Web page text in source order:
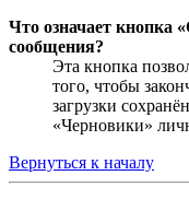
Что означает кнопка
сообщения?
Эта кнопка
того, чтобы
загрузки
«Черновики»
Вернуться к началу